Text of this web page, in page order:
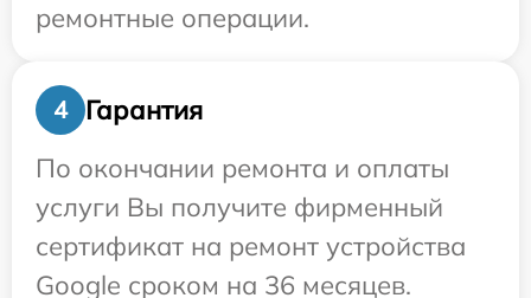
ремонтные операции.
4
Гарантия
По окончании ремонта и оплаты
услуги Вы получите фирменный
сертификат на ремонт устройства
Google сроком на 36 месяцев.